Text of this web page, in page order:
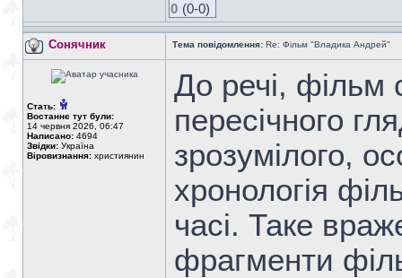
0 (0-0)
Сонячник Тема повідомлення: Re: Фільм "Владика Андрей"
Стать:
Востаннє тут були:
14 червня 2026, 06:47
Написано: 4694
Звідки: Україна
Віровизнання: християнин
До речі, фільм
пересічного
зрозумілого,
хронологія
часі. Таке
фрагменти